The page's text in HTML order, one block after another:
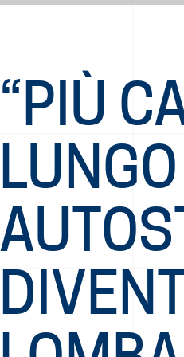
“PIÙ